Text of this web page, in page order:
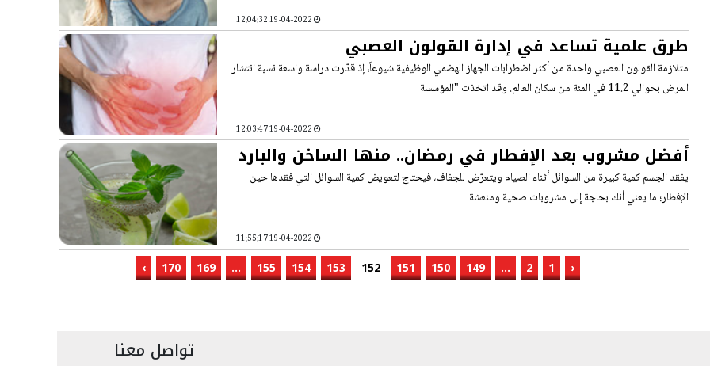
طرق علمية تساعد في إدارة القولون العصبي
متلازمة القولون العصبي واحدة من أكثر اضطرابات الجهاز الهضمي الوظيفية شيوعاً، إذ قدّرت دراسة واسعة نسبة انتشار
المرض بحوالي 11.2 في المئة من سكان العالم. وقد اتخذت "المؤسسة
أفضل مشروب بعد الإفطار في رمضان.. منها الساخن والبارد
يفقد الجسم كمية كبيرة من السوائل أثناء الصيام ويتعرّض للجفاف، فيحتاج لتعويض كمية السوائل التي فقدها حين
الإفطار؛ ما يعني أنك بحاجة إلى مشروبات صحية ومنعشة
‹
1
2
...
149
150
151
152
153
154
155
...
169
170
›
تواصل معنا